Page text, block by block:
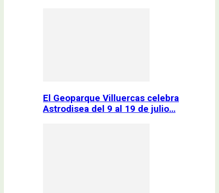
El Geoparque Villuercas celebra
Astrodisea del 9 al 19 de julio…